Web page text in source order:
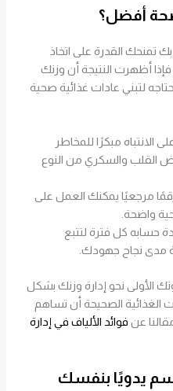
أفضل؟
تمنحك القدرة على اتخاذ
أظهرت النتيجة أن وزنك
لتبني عادات غذائية صحية
الانتباه مبكرًا للمخاطر
القلب والسكري من النوع
مرجعيًا يمكنك العمل على
واضحة.
حسابه كل فترة لتتبع
مدى نجاح جهودك.
الأولى نحو إدارة وزنك بشكل
الصحيحة أن تساهم
عن فوائد الألياف في إدارة
يدويًا بنفسك